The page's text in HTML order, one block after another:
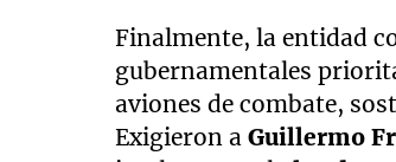
Finalmente, la entidad
gubernamentales
aviones de combate,
Exigieron aGuillermo